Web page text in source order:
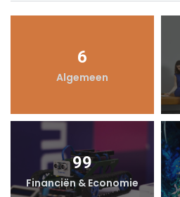
6
Algemeen
99
Financiën & Economie